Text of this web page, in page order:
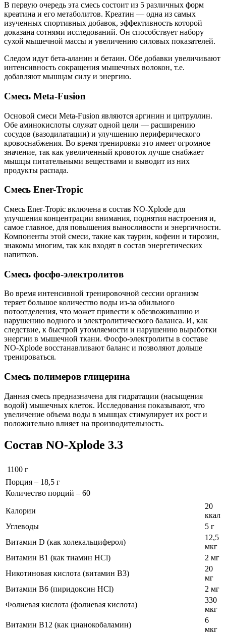
В первую очередь эта смесь состоит из 5 различных форм
креатина и его метаболитов. Креатин — одна из самых
изученных спортивных добавок, эффективность которой
доказана сотнями исследований. Он способствует набору
сухой мышечной массы и увеличению силовых показателей.
Следом идут бета-аланин и бетаин. Обе добавки увеличивают
интенсивность сокращения мышечных волокон, т.е.
добавляют мышцам силу и энергию.
Смесь Meta-Fusion
Основой смеси Meta-Fusion являются аргинин и цитруллин.
Обе аминокислоты служат одной цели — расширению
сосудов (вазодилатации) и улучшению периферического
кровоснабжения. Во время тренировки это имеет огромное
значение, так как увеличенный кровоток лучше снабжает
мышцы питательными веществами и выводит из них
продукты распада.
Смесь Ener-Tropic
Смесь Ener-Tropic включена в состав NO-Xplode для
улучшения концентрации внимания, поднятия настроения и,
самое главное, для повышения выносливости и энергичности.
Компоненты этой смеси, такие как таурин, кофеин и тирозин,
знакомы многим, так как входят в состав энергетических
напитков.
Смесь фосфо-электролитов
Во время интенсивной тренировочной сессии организм
теряет большое количество воды из-за обильного
потоотделения, что может привести к обезвоживанию и
нарушению водного и электролитического баланса. И, как
следствие, к быстрой утомляемости и нарушению выработки
энергии в мышечной ткани. Фосфо-электролиты в составе
NO-Xplode восстанавливают баланс и позволяют дольше
тренироваться.
Смесь полимеров глицерина
Данная смесь предназначена для гидратации (насыщения
водой) мышечных клеток. Исследования показывают, что
увеличение объема воды в мышцах стимулирует их рост и
положительно влияет на производительность.
Состав NO-Xplode 3.3
1100 г
Порция – 18,5 г
Количество порций – 60
Калории
20
ккал
Углеводы
5 г
Витамин D (как холекальциферол)
12,5
мкг
Витамин B1 (как тиамин HCl)
2 мг
Никотиновая кислота (витамин В3)
20
мг
Витамин В6 (пиридоксин HCl)
2 мг
Фолиевая кислота (фолиевая кислота)
330
мкг
Витамин В12 (как цианокобаламин)
6
мкг